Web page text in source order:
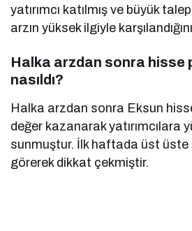
yatırımcı katılmış ve büyük
arzın yüksek ilgiyle
Halka arzdan sonra hisse
nasıldı?
Halka arzdan sonra Eksun
değer kazanarak yatırımcılara
sunmuştur. İlk haftada üst
görerek dikkat çekmiştir.